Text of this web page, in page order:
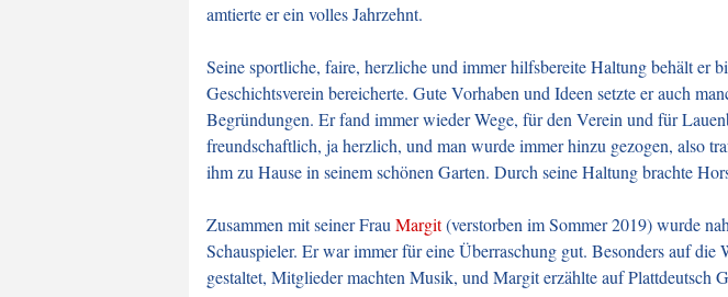
amtierte er ein volles Jahrzehnt.
Seine sportliche, faire, herzliche und immer hilfsbereite Haltung behält er
Geschichtsverein bereicherte. Gute Vorhaben und Ideen setzte er auch
Begründungen. Er fand immer wieder Wege, für den Verein und für
freundschaftlich, ja herzlich, und man wurde immer hinzu gezogen, also
ihm zu Hause in seinem schönen Garten. Durch seine Haltung brachte
Zusammen mit seiner Frau Margit(verstorben im Sommer 2019) wurde
Schauspieler. Er war immer für eine Überraschung gut. Besonders auf
gestaltet, Mitglieder machten Musik, und Margit erzählte auf Plattdeutsch